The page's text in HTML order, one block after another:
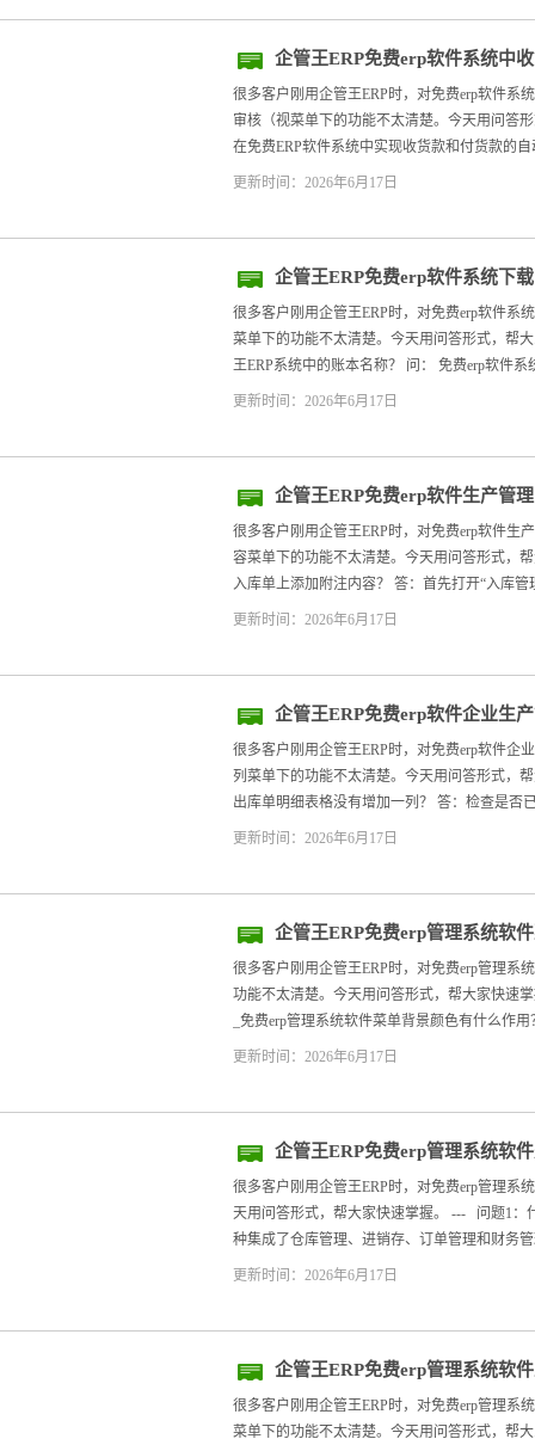
企管王ERP免费erp软件系统中
动审核（视
很多客户刚用企管王ERP时，对免费erp软件系
审核（视菜单下的功能不太清楚。今天用问答
在免费ERP软件系统中实现收货款和付货款的
更新时间：2026年6月17日
企管王ERP免费erp软件系统下
字
很多客户刚用企管王ERP时，对免费erp软件系
菜单下的功能不太清楚。今天用问答形式，帮
王ERP系统中的账本名称？ 问： 免费erp软件系
更新时间：2026年6月17日
企管王ERP免费erp软件生产管
内容
很多客户刚用企管王ERP时，对免费erp软件生
容菜单下的功能不太清楚。今天用问答形式，
入库单上添加附注内容？ 答：首先打开“入库管
更新时间：2026年6月17日
企管王ERP免费erp软件企业生
一列
很多客户刚用企管王ERP时，对免费erp软件企
列菜单下的功能不太清楚。今天用问答形式，
出库单明细表格没有增加一列？ 答：检查是否
更新时间：2026年6月17日
企管王ERP免费erp管理系统软
很多客户刚用企管王ERP时，对免费erp管理系
功能不太清楚。今天用问答形式，帮大家快速
_免费erp管理系统软件菜单背景颜色有什么作用
更新时间：2026年6月17日
企管王ERP免费erp管理系统软
很多客户刚用企管王ERP时，对免费erp管理系
天用问答形式，帮大家快速掌握。 --- 问题1：
种集成了仓库管理、进销存、订单管理和财务
更新时间：2026年6月17日
企管王ERP免费erp管理系统软
骤
很多客户刚用企管王ERP时，对免费erp管理系
菜单下的功能不太清楚。今天用问答形式，帮